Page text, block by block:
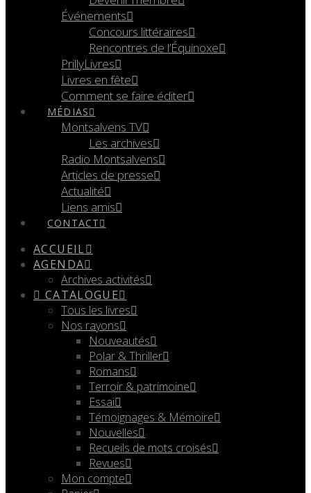
Événements
Concours littéraires
Rencontres de l’Équinoxe
PrillyLivres
Livres en fête
Comment se faire éditer
MÉDIAS
Montsalvens TV
Les archives
Radio Montsalvens
Articles de presse
Actualité
Liens amis
CONTACT
ACCUEIL
AGENDA
Archives activités
CATALOGUE
Tous les livres
Nos rayons
Nouveautés
Polar & Thriller
Romans
Terroir & patrimoine
Essai
Témoignages & Mémoire
Nouvelles
Recueils de mots croisés
Revues
Mon compte